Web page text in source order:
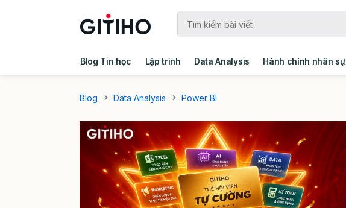
Blog Tin học Lập trình Data Analysis Hành chính nhân sự
Blog
Data Analysis Power BI